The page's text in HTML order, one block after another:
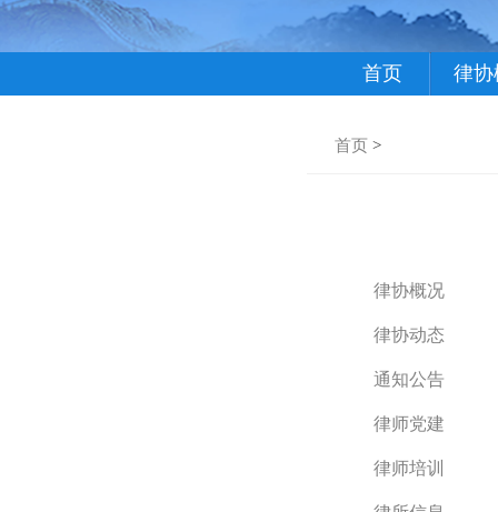
首页 律协
首页 >
律协概况
律协动态
通知公告
律师党建
律师培训